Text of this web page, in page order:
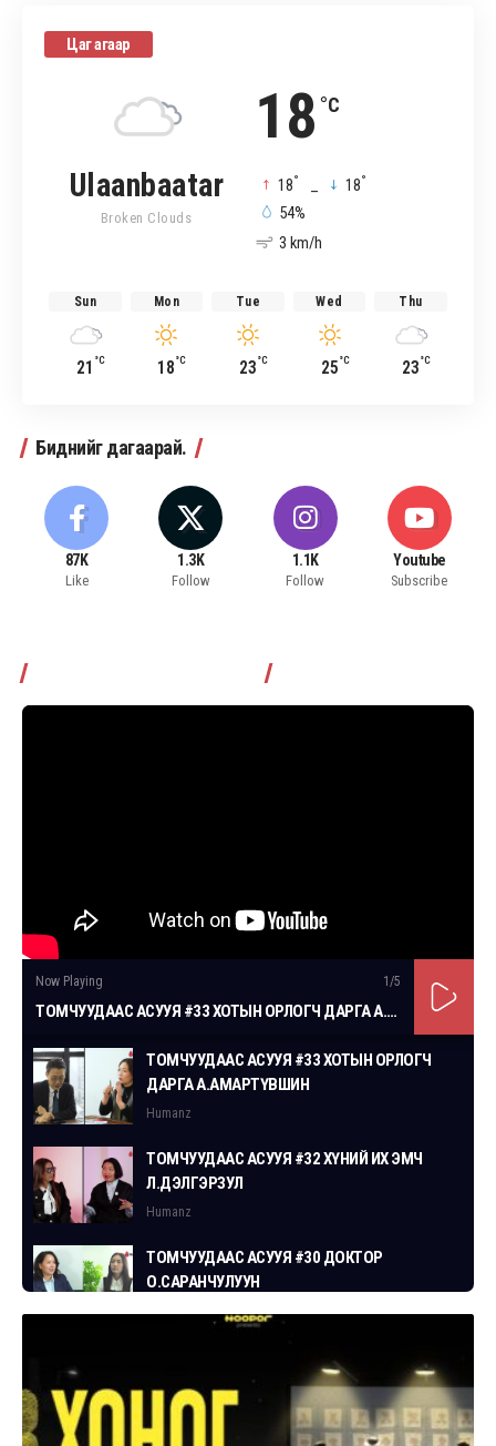
Цаг агаар
18 °C
Ulaanbaatar
Broken Clouds
18° 18°
54%
3 km/h
Sun
21 °C
Mon
18°C
Tue
23°C
Wed
25°C
Thu
23°C
Биднийг дагаарай.
87K
Like
1.3K
Follow
1.1K
Follow
Youtube
Subscribe
Now Playing 1 /5
ТОМЧУУДААС АСУУЯ #33 ХОТЫН ОРЛОГЧ ДАРГА А.АМАРТҮВШИН
ТОМЧУУДААС АСУУЯ #33 ХОТЫН ОРЛОГЧ
ДАРГА А.АМАРТҮВШИН
Humanz
ТОМЧУУДААС АСУУЯ #32 ХҮНИЙ ИХ ЭМЧ
Л.ДЭЛГЭРЗУЛ
Humanz
ТОМЧУУДААС АСУУЯ #30 ДОКТОР
О.САРАНЧУЛУУН
Humanz
ТОМЧУУДААС АСУУЯ #29 СГЗ С.ЦОГТБАЯР
Humanz
ТОМЧУУДААС АСУУЯ #28 ХУУЛЬЧ